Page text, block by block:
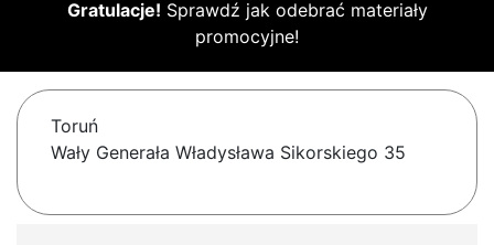
Gratulacje! Sprawdź jak odebrać materiały
promocyjne!
Toruń
Wały Generała Władysława Sikorskiego 35